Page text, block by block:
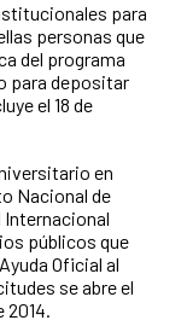
para
personas que
del programa
para depositar
el 18 de
en
Nacional de
Internacional
públicos que
Oficial al
se abre el
2014.